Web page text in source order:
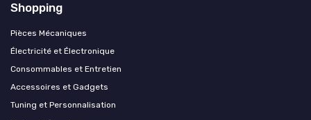
Shopping
Pièces Mécaniques
Électricité et Électronique
Consommables et Entretien
Accessoires et Gadgets
Tuning et Personnalisation